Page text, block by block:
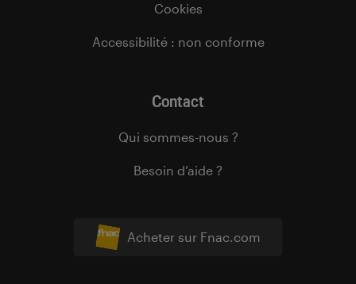
Acheter sur Fnac.com
Cookies
Accessibilité : non conforme
Contact
Qui sommes-nous ?
Besoin d’aide ?